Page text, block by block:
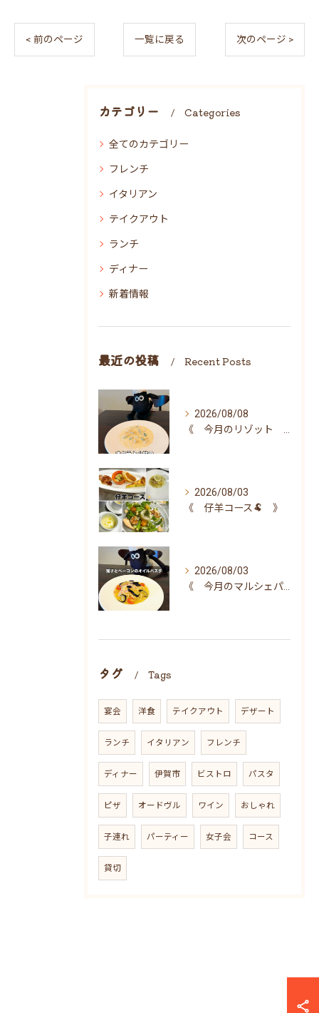
< 前のページ 一覧に戻る 次のページ >
カテゴリー Categories
全てのカテゴリー
フレンチ
イタリアン
テイクアウト
ランチ
ディナー
新着情報
最近の投稿 Recent Posts
2026/08/08
2026/08/03
《 仔羊コース🐏 》
2026/08/03
タグ Tags
宴会 洋食 テイクアウト デザート
ランチ イタリアン フレンチ
ディナー 伊賀市 ビストロ パスタ
ピザ オードヴル ワイン おしゃれ
子連れ パーティー 女子会 コース
貸切